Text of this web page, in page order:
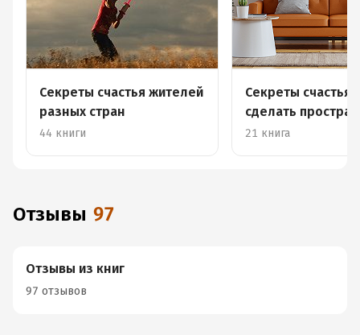
Секреты счастья жителей
разных стран
44 книги
Секреты счастья:
сделать
уютным
21 книга
Отзывы 97
Отзывы из книг
97 отзывов